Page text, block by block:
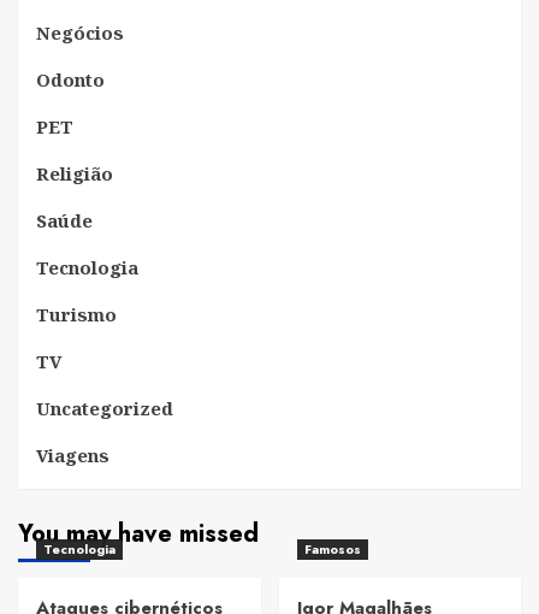
Negócios
Odonto
PET
Religião
Saúde
Tecnologia
Turismo
TV
Uncategorized
Viagens
You may have missed
Tecnologia
Ataques cibernéticos
Famosos
Igor Magalhães